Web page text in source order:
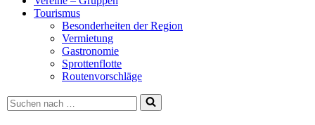
Tourismus
Besonderheiten der Region
Vermietung
Gastronomie
Sprottenflotte
Routenvorschläge
Suchen
nach …